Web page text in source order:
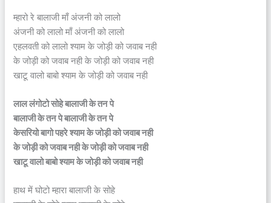
म्हारो रे बालाजी माँ अंजनी को लालो
अंजनी को लालो माँ अंजनी को लालो
एहलवती को लालो श्याम के जोड़ी को जवाब नही
के जोड़ी को जवाब नही के जोड़ी को जवाब नही
खाटू वालो बाबो श्याम के जोड़ी को जवाब नही
लाल लंगोटो सोहे बालाजी के तन पे
बालाजी के तन पे बालाजी के तन पे
केसरियो बागो पहरे श्याम के जोड़ी को जवाब नही
के जोड़ी को जवाब नही के जोड़ी को जवाब नही
खाटू वालो बाबो श्याम के जोड़ी को जवाब नही
हाथ में घोटो म्हारा बालाजी के सोहे